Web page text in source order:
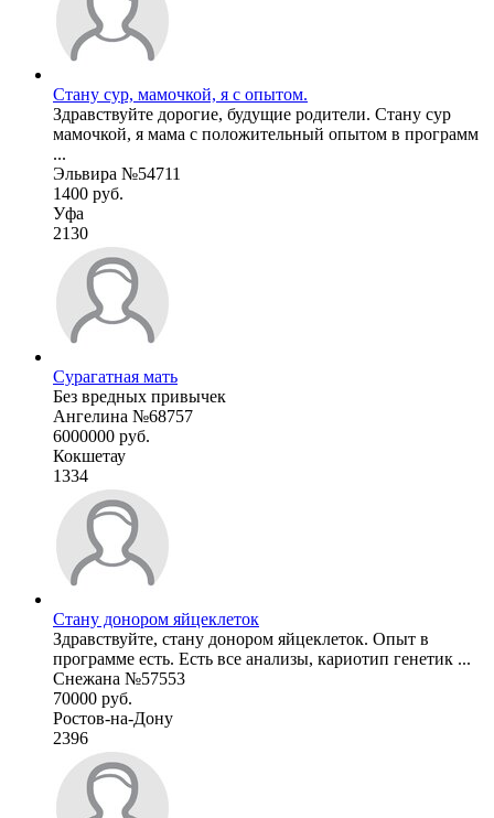
Стану сур, мамочкой, я с опытом.
Здравствуйте дорогие, будущие родители. Стану сур
мамочкой, я мама с положительный опытом в программ
...
Эльвира №54711
1400 руб.
Уфа
2130
Сурагатная мать
Без вредных привычек
Ангелина №68757
6000000 руб.
Кокшетау
1334
Стану донором яйцеклеток
Здравствуйте, стану донором яйцеклеток. Опыт в
программе есть. Есть все анализы, кариотип генетик ...
Снежана №57553
70000 руб.
Ростов-на-Дону
2396